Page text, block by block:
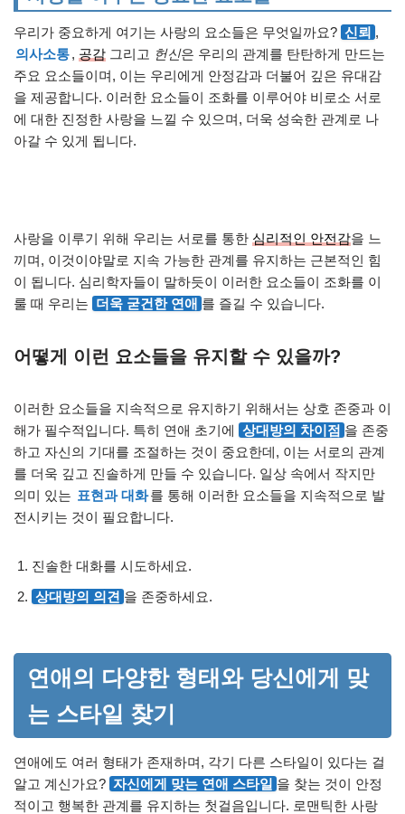
우리가 중요하게 여기는 사랑의 요소들은 무엇일까요? 신뢰 ,
의사소통, 공감 그리고 헌신은 우리의 관계를 탄탄하게 만드는
주요 요소들이며, 이는 우리에게 안정감과 더불어 깊은 유대감
을 제공합니다. 이러한 요소들이 조화를 이루어야 비로소 서로
에 대한 진정한 사랑을 느낄 수 있으며, 더욱 성숙한 관계로 나
아갈 수 있게 됩니다.
사랑을 이루기 위해 우리는 서로를 통한 심리적인 안전감을 느
끼며, 이것이야말로 지속 가능한 관계를 유지하는 근본적인 힘
이 됩니다. 심리학자들이 말하듯이 이러한 요소들이 조화를 이
룰 때 우리는 더욱 굳건한 연애 를 즐길 수 있습니다.
어떻게 이런 요소들을 유지할 수 있을까?
이러한 요소들을 지속적으로 유지하기 위해서는 상호 존중과 이
해가 필수적입니다. 특히 연애 초기에 상대방의 차이점 을 존중
하고 자신의 기대를 조절하는 것이 중요한데, 이는 서로의 관계
를 더욱 깊고 진솔하게 만들 수 있습니다. 일상 속에서 작지만
의미 있는 표현과 대화를 통해 이러한 요소들을 지속적으로 발
전시키는 것이 필요합니다.
진솔한 대화를 시도하세요.
상대방의 의견 을 존중하세요.
연애의 다양한 형태와 당신에게 맞
는 스타일 찾기
연애에도 여러 형태가 존재하며, 각기 다른 스타일이 있다는 걸
알고 계신가요? 자신에게 맞는 연애 스타일 을 찾는 것이 안정
적이고 행복한 관계를 유지하는 첫걸음입니다. 로맨틱한 사랑